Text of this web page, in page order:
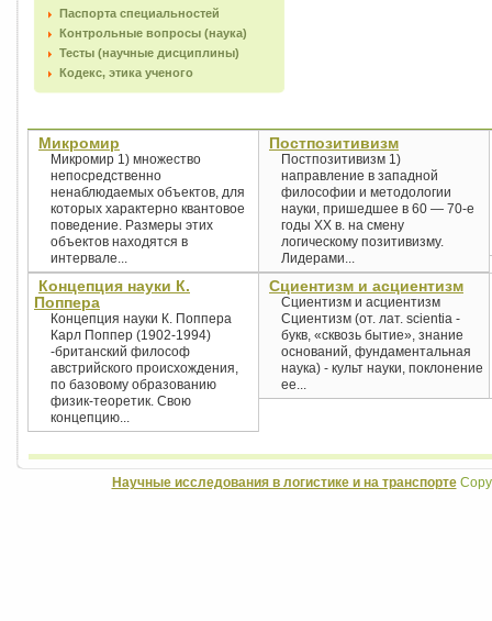
Паспорта специальностей
Контрольные вопросы (наука)
Тесты (научные дисциплины)
Кодекс, этика ученого
Микромир
Микромир 1) множество
непосредственно
ненаблюдаемых объектов, для
которых характерно квантовое
поведение. Размеры этих
объектов находятся в
интервале...
Постпозитивизм
Постпозитивизм 1)
направление в западной
философии и методологии
науки, пришедшее в 60 — 70-е
годы XX в. на смену
логическому позитивизму.
Лидерами...
Концепция науки К.
Поппера
Концепция науки К. Поппера
Карл Поппер (1902-1994)
-британский философ
австрийского происхождения,
по базовому образованию
физик-теоретик. Свою
концепцию...
Сциентизм и асциентизм
Сциентизм и асциентизм
Сциентизм (от. лат. scientia -
букв, «сквозь бытие», знание
оснований, фундаментальная
наука) - культ науки, поклонение
ее...
Научные исследования в логистике и на транспорте